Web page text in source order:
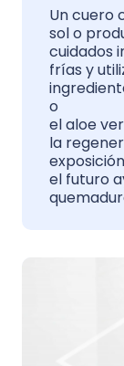
Un cuero
sol o
cuidados
frías y
o
el aloe
la
el futuro